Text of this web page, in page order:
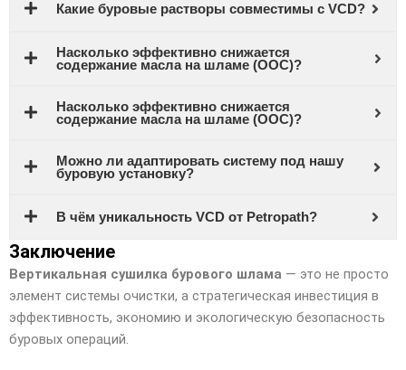
Какие буровые растворы совместимы с VCD?
Насколько эффективно снижается
содержание масла на шламе (OOC)?
Насколько эффективно снижается
содержание масла на шламе (OOC)?
Можно ли адаптировать систему под нашу
буровую установку?
В чём уникальность VCD от Petropath?
Заключение
Вертикальная сушилка бурового шлама — это не просто
элемент системы очистки, а стратегическая инвестиция в
эффективность, экономию и экологическую безопасность
буровых операций.